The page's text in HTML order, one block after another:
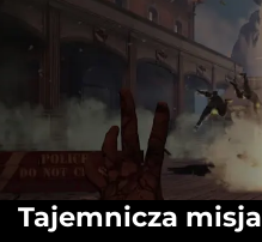
Tajemnicza misja